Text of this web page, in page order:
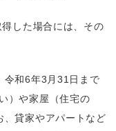
した場合には、その
令和6年3月31日まで
）や家屋（住宅の
、貸家やアパートなど